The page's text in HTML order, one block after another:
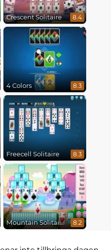
Crescent Solitaire 8.4
4 Colors 8.3
Freecell Solitaire 8.3
Mountain Solitaire 8.2